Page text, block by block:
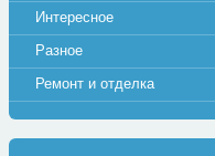
Интересное
Разное
Ремонт и отделка